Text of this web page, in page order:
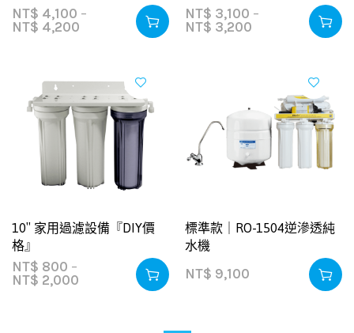
NT$ 4,100 –
NT$ 4,200
NT$ 3,100 –
NT$ 3,200
10″ 家用過濾設備『DIY價
格』
NT$ 800 –
NT$ 2,000
標準款｜RO-1504逆滲透純
水機
NT$ 9,100